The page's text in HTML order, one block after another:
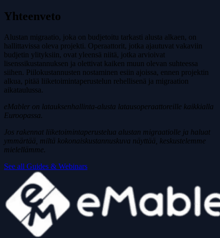
Yhteenveto
Alustan migraatio, joka on budjetoitu tarkasti alusta alkaen, on
hallittavissa oleva projekti. Operaattorit, jotka ajautuvat vakaviin
budjetin ylityksiin, ovat yleensä niitä, jotka arvioivat
lisenssikustannuksen ja olettivat kaiken muun olevan suhteessa
siihen. Piilokustannusten nostaminen esiin ajoissa, ennen projektin
alkua, pitää liiketoimintaperustelun rehellisenä ja migraation
aikataulussa.
eMabler on latauksenhallinta-alusta latausoperaattoreille kaikkialla
Euroopassa.
Jos rakennat liiketoimintaperustelua alustan migraatiolle ja haluat
ymmärtää, miltä kokonaiskustannuskuva näyttää, keskustelemme
mielellämme.
See all Guides & Webinars